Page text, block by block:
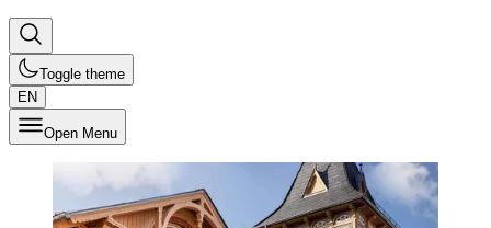
Toggle theme
EN
Open Menu